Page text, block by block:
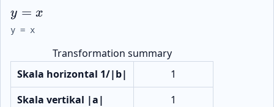
y = x
y = x
y = x
Transformation summary
Skala horizontal 1/|b|
1
Skala vertikal |a|
1